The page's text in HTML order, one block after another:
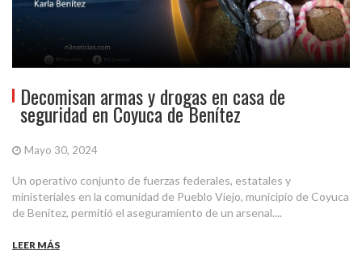
Decomisan armas y drogas en casa de
seguridad en Coyuca de Benítez
Mayo 30, 2024
Un operativo conjunto de fuerzas federales, estatales y
ministeriales en la comunidad de Pueblo Viejo, municipio de Coyuca
de Benítez, permitió el aseguramiento de un arsenal....
LEER MÁS